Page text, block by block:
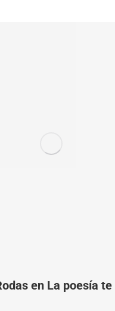
en La poesía